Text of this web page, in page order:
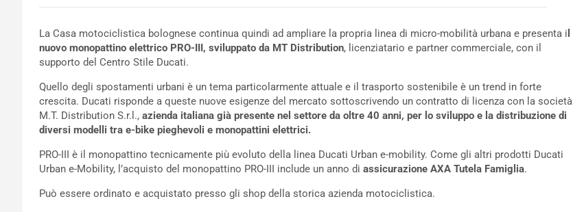
La Casa motociclistica bolognese continua quindi ad ampliare la propria linea di micro-mobilità urbana e presenta i
nuovo monopattino elettrico PRO-III, sviluppato da MT Distribution, licenziatario e partner commerciale, con il
supporto del Centro Stile Ducati.
Quello degli spostamenti urbani è un tema particolarmente attuale e il trasporto sostenibile è un trend in forte
crescita. Ducati risponde a queste nuove esigenze del mercato sottoscrivendo un contratto di licenza con la società
M.T. Distribution S.r.l., azienda italiana già presente nel settore da oltre 40 anni, per lo sviluppo e la distribuzione di
diversi modelli tra e-bike pieghevoli e monopattini elettrici.
PRO-III è il monopattino tecnicamente più evoluto della linea Ducati Urban e-mobility. Come gli altri prodotti Ducati
Urban e-Mobility, l’acquisto del monopattino PRO-III include un anno di assicurazione AXA Tutela Famiglia.
Può essere ordinato e acquistato presso gli shop della storica azienda motociclistica.